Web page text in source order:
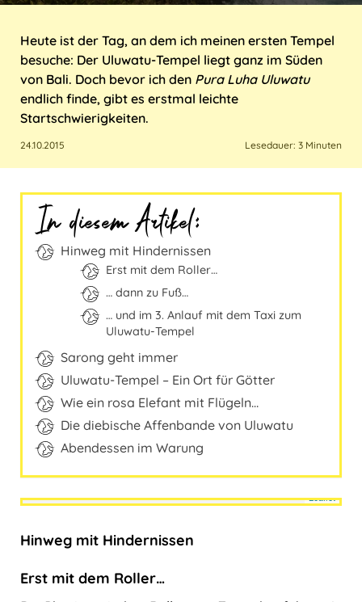
Kroatien
Malta
Portugal
Schweiz
Spanien
Türkei
Ungarn
Taiwan
Thailand
Heute ist der Tag, an dem ich meinen ersten Tempel
besuche: Der Uluwatu-Tempel liegt ganz im Süden
von Bali. Doch bevor ich den Pura Luha Uluwatu
endlich finde, gibt es erstmal leichte
Startschwierigkeiten.
24.10.2015 Lesedauer: 3 Minuten
Travelers' Map wird geladen …
deine Seite vollständig geladen
−
Leaflet
In diesem Artikel:
Hinweg mit Hindernissen
Erst mit dem Roller…
… dann zu Fuß…
… und im 3. Anlauf mit dem Taxi zum
Uluwatu-Tempel
Sarong geht immer
Uluwatu-Tempel – Ein Ort für Götter
Wie ein rosa Elefant mit Flügeln…
Die diebische Affenbande von Uluwatu
Abendessen im Warung
Hinweg mit Hindernissen
Erst mit dem Roller…